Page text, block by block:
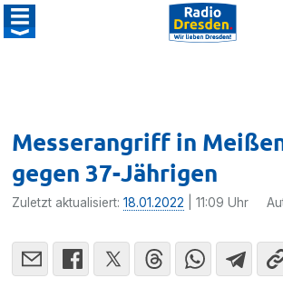
Messerangriff in
gegen 37-Jährigen
Zuletzt aktualisiert:18.01.2022 | 11:09 Uhr